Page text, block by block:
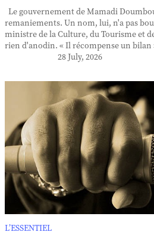
Le gouvernement de Mamadi
remaniements. Un nom, lui, n'a pas
ministre de la Culture, du Tourisme et
rien d'anodin. « Il récompense un bilan
28 July, 2026
L’ESSENTIEL